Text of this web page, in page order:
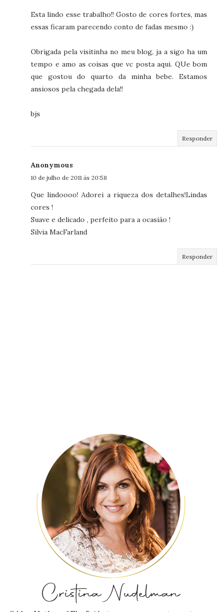
Esta lindo esse trabalho!! Gosto de cores fortes, mas
essas ficaram parecendo conto de fadas mesmo :)
Obrigada pela visitinha no meu blog, ja a sigo ha um
tempo e amo as coisas que vc posta aqui. QUe bom
que gostou do quarto da minha bebe. Estamos
ansiosos pela chegada dela!!
bjs
Responder
Anonymous
10 de julho de 2011 às 20:58
Que lindoooo! Adorei a riqueza dos detalhes!Lindas
cores !
Suave e delicado , perfeito para a ocasião !
Silvia MacFarland
Responder